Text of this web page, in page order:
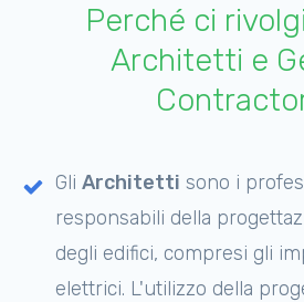
Perché ci
Architetti e
Gli Architetti sono i
responsabili della
degli edifici, compresi gli
elettrici. L'utilizzo della